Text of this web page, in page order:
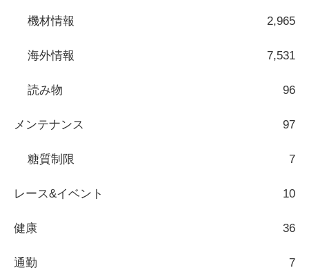
機材情報 2,965
海外情報 7,531
読み物 96
メンテナンス 97
糖質制限 7
レース&イベント 10
健康 36
通勤 7